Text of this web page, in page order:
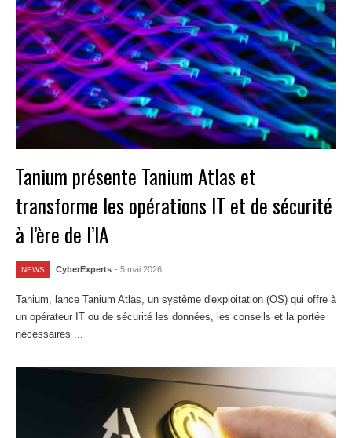
Tanium présente Tanium Atlas et
transforme les opérations IT et de sécurité
à l’ère de l’IA
NEWS CyberExperts - 5 mai 2026
Tanium, lance Tanium Atlas, un système d'exploitation (OS) qui offre à
un opérateur IT ou de sécurité les données, les conseils et la portée
nécessaires ...